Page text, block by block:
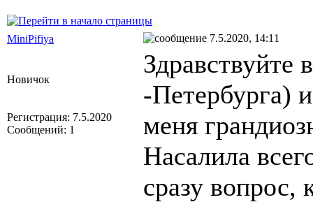
MiniPifiya 7.5.2020, 14:11
Новичок
Регистрация: 7.5.2020
Сообщений: 1
Здравствуйте
-Петербурга)
меня
Насалила
сразу вопрос,